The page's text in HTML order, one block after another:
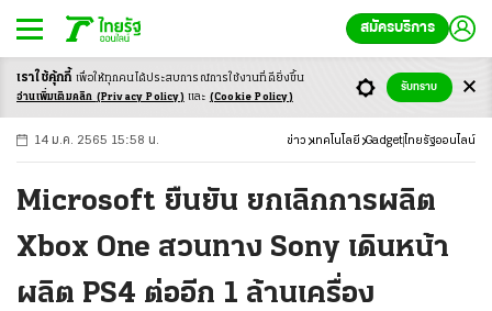
สมัครบริการ
-ก ก ก+
14 ม.ค. 2565 15:58 น. ข่าว เทคโนโลยี Gadgetไทยรัฐออนไลน์
Microsoft ยืนยัน ยกเลิกการผลิต
Xbox One สวนทาง Sony เดินหน้า
ผลิต PS4 ต่ออีก 1 ล้านเครื่อง
เราใช้คุ้กกี้ เพื่อให้ทุกคนได้ประสบการณ์การใช้งานที่ดียิ่งขึ้น
อ่านเพิ่มเติมคลิก (Privacy Policy) และ (Cookie Policy)
รับทราบ